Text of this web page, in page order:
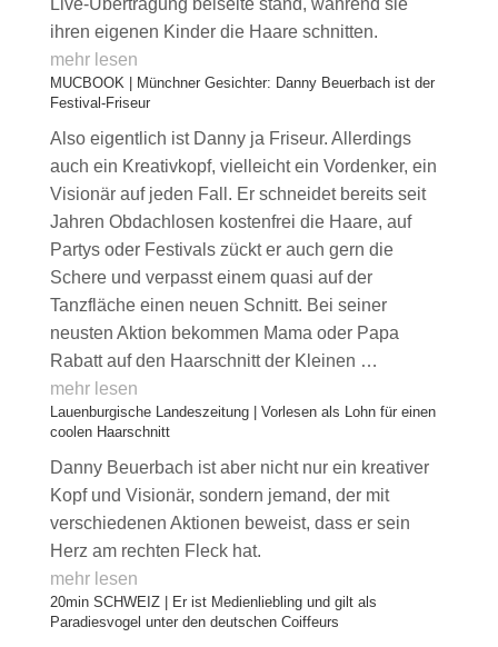
Live-Übertragung beiseite stand, während sie
ihren eigenen Kinder die Haare schnitten.
mehr lesen
MUCBOOK | Münchner Gesichter: Danny Beuerbach ist der
Festival-Friseur
Also eigentlich ist Danny ja Friseur. Allerdings
auch ein Kreativkopf, vielleicht ein Vordenker, ein
Visionär auf jeden Fall. Er schneidet bereits seit
Jahren Obdachlosen kostenfrei die Haare, auf
Partys oder Festivals zückt er auch gern die
Schere und verpasst einem quasi auf der
Tanzfläche einen neuen Schnitt. Bei seiner
neusten Aktion bekommen Mama oder Papa
Rabatt auf den Haarschnitt der Kleinen …
mehr lesen
Lauenburgische Landeszeitung | Vorlesen als Lohn für einen
coolen Haarschnitt
Danny Beuerbach ist aber nicht nur ein kreativer
Kopf und Visionär, sondern jemand, der mit
verschiedenen Aktionen beweist, dass er sein
Herz am rechten Fleck hat.
mehr lesen
20min SCHWEIZ | Er ist Medienliebling und gilt als
Paradiesvogel unter den deutschen Coiffeurs